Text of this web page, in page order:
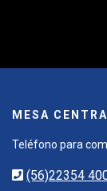
MESA
Teléfono para
(56)22354